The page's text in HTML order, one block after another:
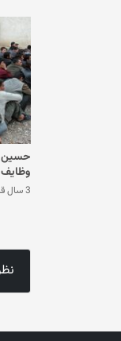
حسین
ایران
3 سال قبل